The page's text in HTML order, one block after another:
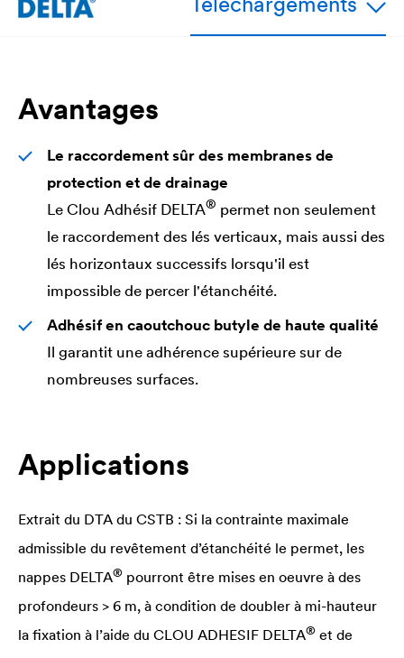
Avantages
Le raccordement sûr des membranes de
protection et de drainage
Le Clou Adhésif DELTA® permet non seulement
le raccordement des lés verticaux, mais aussi des
lés horizontaux successifs lorsqu'il est
impossible de percer l'étanchéité.
Adhésif en caoutchouc butyle de haute qualité
Il garantit une adhérence supérieure sur de
nombreuses surfaces.
Applications
Extrait du DTA du CSTB : Si la contrainte maximale
admissible du revêtement d’étanchéité le permet, les
nappes DELTA® pourront être mises en oeuvre à des
profondeurs > 6 m, à condition de doubler à mi-hauteur
la fixation à l’aide du CLOU ADHESIF DELTA® et de